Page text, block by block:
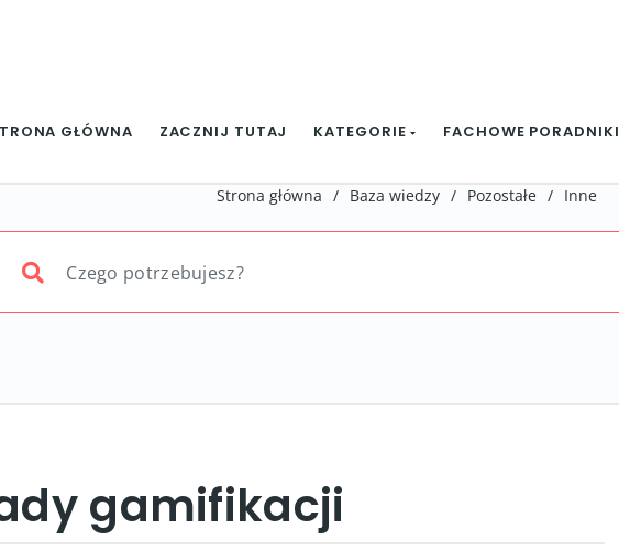
GŁÓWNA ZACZNIJ TUTAJ KATEGORIE FACHOWE PORADNIKI
Strona główna / Baza wiedzy / Pozostałe / Inne
gamifikacji